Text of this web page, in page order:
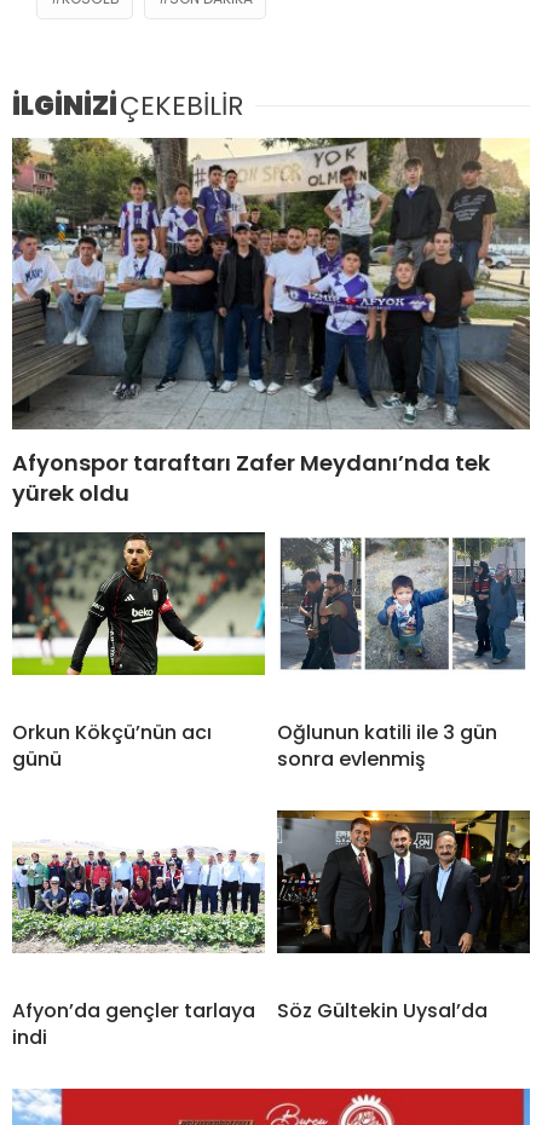
İLGİNİZİÇEKEBİLİR
Afyonspor taraftarı Zafer Meydanı’nda tek
yürek oldu
Orkun Kökçü’nün acı
günü
Oğlunun katili ile 3 gün
sonra evlenmiş
Afyon’da gençler tarlaya
indi
Söz Gültekin Uysal’da